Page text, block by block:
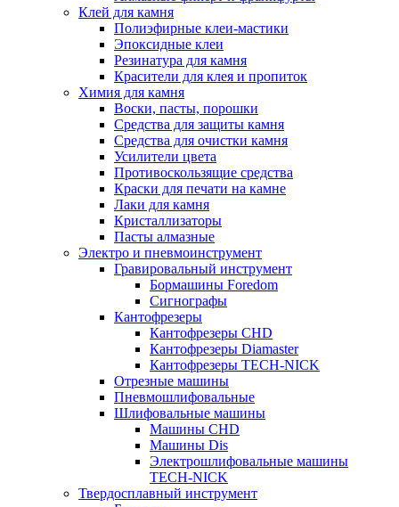
Клей для камня
Полиэфирные клеи-мастики
Эпоксидные клеи
Резинатура для камня
Красители для клея и пропиток
Химия для камня
Воски, пасты, порошки
Средства для защиты камня
Средства для очистки камня
Усилители цвета
Противоскользящие средства
Краски для печати на камне
Лаки для камня
Кристаллизаторы
Пасты алмазные
Электро и пневмоинструмент
Гравировальный инструмент
Бормашины Foredom
Сигнографы
Кантофрезеры
Кантофрезеры CHD
Кантофрезеры Diamaster
Кантофрезеры TECH-NICK
Отрезные машины
Пневмошлифовальные
Шлифовальные машины
Машины CHD
Машины Dis
Электрошлифовальные машины
TECH-NICK
Твердосплавный инструмент